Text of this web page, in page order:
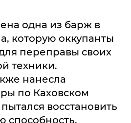
одна из барж в
которую оккупанты
переправы своих
техники.
нанесла
по Каховском
восстановить
способность.